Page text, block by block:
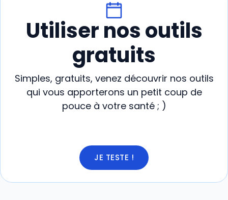
Utiliser nos outils
gratuits
Simples, gratuits, venez découvrir nos outils
qui vous apporterons un petit coup de
pouce à votre santé ; )
JE TESTE !